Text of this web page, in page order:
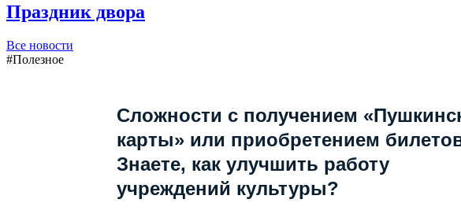
Праздник двора
Все новости
#Полезное
Сложности с получением
карты» или приобретением
Знаете, как улучшить работу
учреждений культуры?